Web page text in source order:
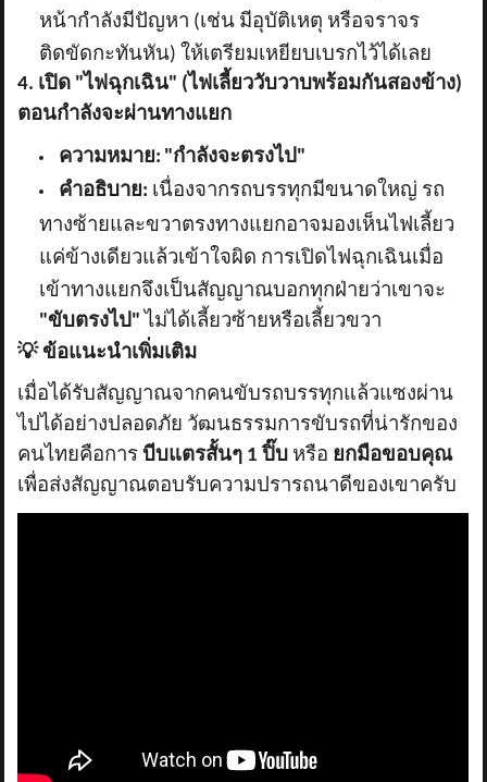
หน้ากำลังมีปัญหา (เช่น มีอุบัติเหตุ หรือจราจร
ติดขัดกะทันหัน) ให้เตรียมเหยียบเบรกไว้ได้เลย
4. เปิด "ไฟฉุกเฉิน" (ไฟเลี้ยววับวาบพร้อมกันสองข้าง)
ตอนกำลังจะผ่านทางแยก
ความหมาย: "กำลังจะตรงไป"
คำอธิบาย: เนื่องจากรถบรรทุกมีขนาดใหญ่ รถ
ทางซ้ายและขวาตรงทางแยกอาจมองเห็นไฟเลี้ยว
แค่ข้างเดียวแล้วเข้าใจผิด การเปิดไฟฉุกเฉินเมื่อ
เข้าทางแยกจึงเป็นสัญญาณบอกทุกฝ่ายว่าเขาจะ
"ขับตรงไป" ไม่ได้เลี้ยวซ้ายหรือเลี้ยวขวา
💡ข้อแนะนำเพิ่มเติม
เมื่อได้รับสัญญาณจากคนขับรถบรรทุกแล้วแซงผ่าน
ไปได้อย่างปลอดภัย วัฒนธรรมการขับรถที่น่ารักของ
คนไทยคือการบีบแตรสั้นๆ 1 ปิ๊บ หรือ ยกมือขอบคุณ
เพื่อส่งสัญญาณตอบรับความปรารถนาดีของเขาครับ